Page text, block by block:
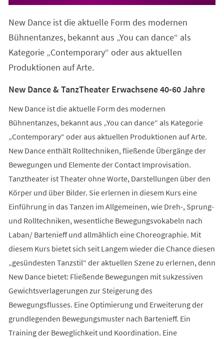
New Dance ist die aktuelle Form des modernen
Bühnentanzes, bekannt aus „You can dance“ als
Kategorie „Contemporary“ oder aus aktuellen
Produktionen auf Arte.
New Dance & TanzTheater Erwachsene 40-60 Jahre
New Dance ist die aktuelle Form des modernen
Bühnentanzes, bekannt aus „You can dance“ als Kategorie
„Contemporary“ oder aus aktuellen Produktionen auf Arte.
New Dance enthält Rolltechniken, fließende Übergänge der
Bewegungen und Elemente der Contact Improvisation.
Tanztheater ist Theater ohne Worte, Darstellungen über den
Körper und über Bilder. Sie erlernen in diesem Kurs eine
Einführung in das Tanzen im Allgemeinen, wie Dreh-, Sprung-
und Rolltechniken, wesentliche Bewegungsvokabeln nach
Laban/ Bartenieff und allmählich eine Choreographie. Mit
diesem Kurs bietet sich seit Langem wieder die Chance diesen
„gesündesten Tanzstil“ der aktuellen Szene zu erlernen, denn
New Dance bietet: Fließende Bewegungen mit sukzessiven
Gewichtsverlagerungen zur Steigerung des
Bewegungsflusses. Eine Optimierung und Erweiterung der
grundlegenden Bewegungsmuster nach Bartenieff. Ein
Training der Beweglichkeit und Koordination. Eine